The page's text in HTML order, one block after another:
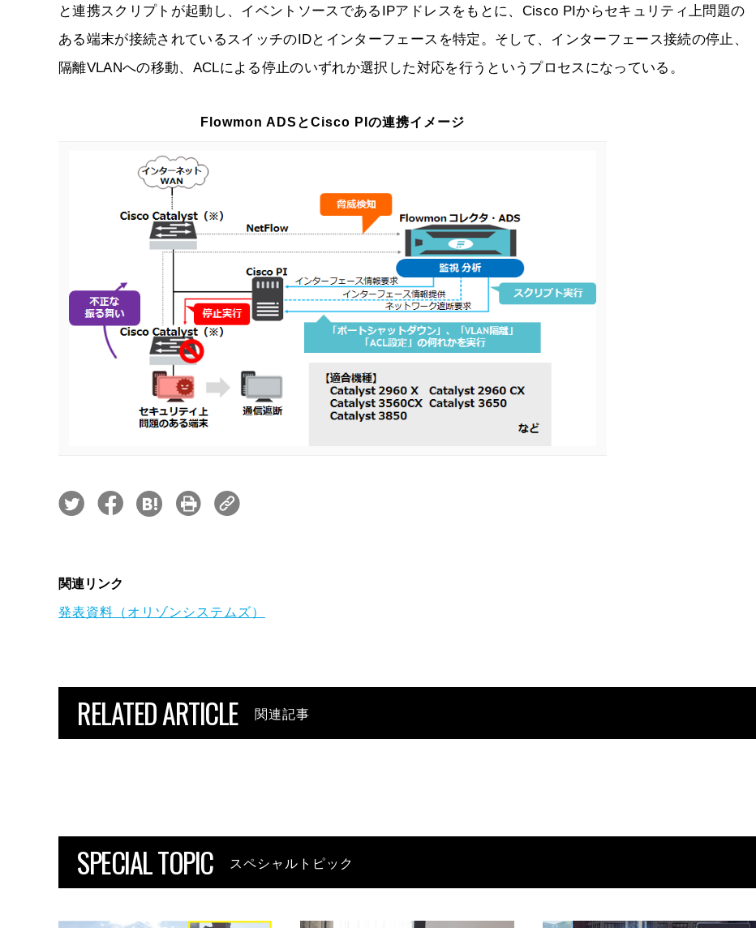
と連携スクリプトが起動し、イベントソースであるIPアドレスをもとに、Cisco PIからセキュリティ上問題の
ある端末が接続されているスイッチのIDとインターフェースを特定。そして、インターフェース接続の停止、
隔離VLANへの移動、ACLによる停止のいずれか選択した対応を行うというプロセスになっている。
Flowmon ADSとCisco PIの連携イメージ
関連リンク
発表資料（オリゾンシステムズ）
RELATED ARTICLE 関連記事
SPECIAL TOPIC スペシャルトピック